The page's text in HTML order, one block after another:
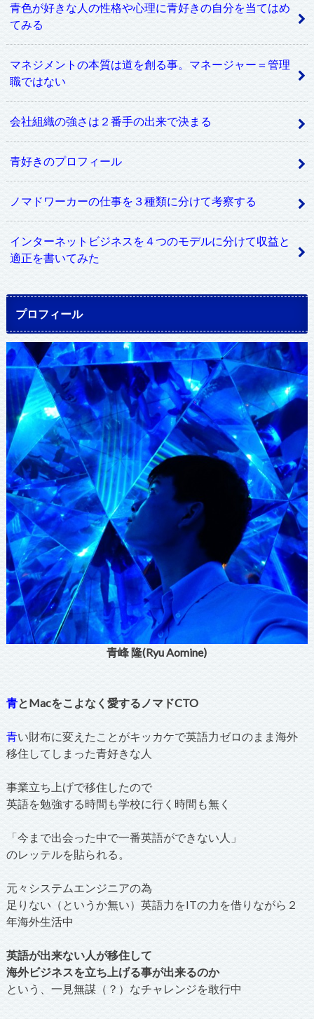
青色が好きな人の性格や心理に青好きの自分を当てはめ
てみる
マネジメントの本質は道を創る事。マネージャー＝管理
職ではない
会社組織の強さは２番手の出来で決まる
青好きのプロフィール
ノマドワーカーの仕事を３種類に分けて考察する
インターネットビジネスを４つのモデルに分けて収益と
適正を書いてみた
プロフィール
青峰 隆(Ryu Aomine)
青とMacをこよなく愛するノマドCTO
青い財布に変えたことがキッカケで英語力ゼロのまま海外
移住してしまった青好きな人
事業立ち上げで移住したので
英語を勉強する時間も学校に行く時間も無く
「今まで出会った中で一番英語ができない人」
のレッテルを貼られる。
元々システムエンジニアの為
足りない（というか無い）英語力をITの力を借りながら２
年海外生活中
英語が出来ない人が移住して
海外ビジネスを立ち上げる事が出来るのか
という、一見無謀（？）なチャレンジを敢行中